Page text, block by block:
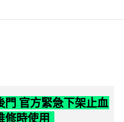
門 官方緊急下架止血
修時使用